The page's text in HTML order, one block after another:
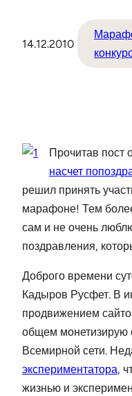
14.12.2010
Прочитав пост
насчет
решил принять
марафоне! Тем
сам и не очень
поздравления,
Доброго времени
Кадыров Русфет. В
продвижением
общем монетизирую
Всемирной сети.
экспериментатора,
жизнью и